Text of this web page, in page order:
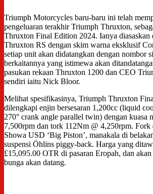
Triumph Motorcycles baru-baru ini telah
pengeluaran terakhir Triumph Thruxton,
Thruxton Final Edition 2024. Ianya diasaskan
Thruxton RS dengan skim warna eksklusif
setiap unit akan didatangkan dengan nombor
berkaitannya yang istimewa akan
pasukan rekaan Thruxton 1200 dan CEO
sendiri iaitu Nick Bloor.
Melihat spesifikasinya, Triumph Thruxton
dilengkapi enjin bersesaran 1,200cc (liquid
270° crank angle parallel twin) dengan kuasa
7,500rpm dan tork 112Nm @ 4,250rpm. Fork
Showa USD ‘Big Piston’, manakala di
suspensi Öhlins piggy-back. Harga yang
£15,095.00 OTR di pasaran Eropah, dan
bunga akan datang.